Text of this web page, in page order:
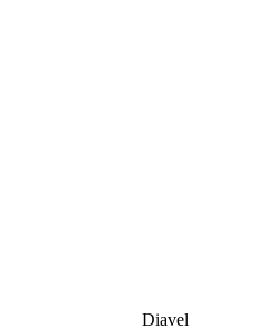
Diavel